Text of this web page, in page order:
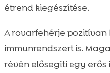
étrend kiegészítése.
A rovarfehérje
immunrendszert is.
révén elősegíti egy erős